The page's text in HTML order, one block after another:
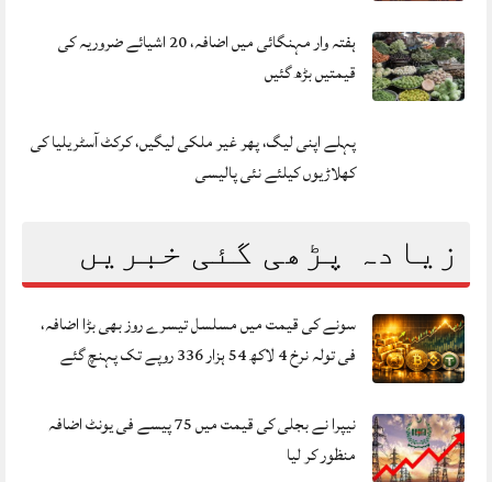
ہفتہ وار مہنگائی میں اضافہ، 20 اشیائے ضروریہ کی
قیمتیں بڑھ گئیں
پہلے اپنی لیگ، پھر غیر ملکی لیگیں، کرکٹ آسٹریلیا کی
کھلاڑیوں کیلئے نئی پالیسی
زیادہ پڑھی گئی خبریں
سونے کی قیمت میں مسلسل تیسرے روز بھی بڑا اضافہ،
فی تولہ نرخ 4 لاکھ 54 ہزار 336 روپے تک پہنچ گئے
نیپرا نے بجلی کی قیمت میں 75 پیسے فی یونٹ اضافہ
منظور کر لیا